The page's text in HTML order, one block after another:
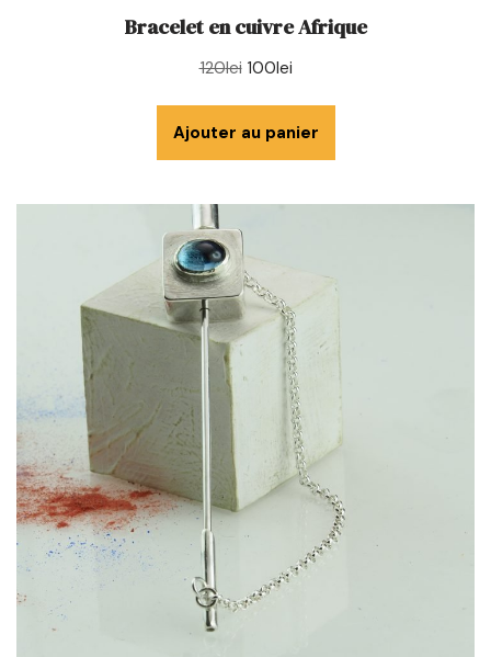
Bracelet en cuivre Afrique
120lei 100lei
Ajouter au panier